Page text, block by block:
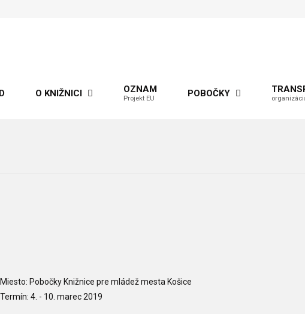
O KNIŽNICI OZNAM
Projekt EU POBOČKY
Miesto: Pobočky Knižnice pre mládež mesta Košice
Termín: 4. - 10. marec 2019